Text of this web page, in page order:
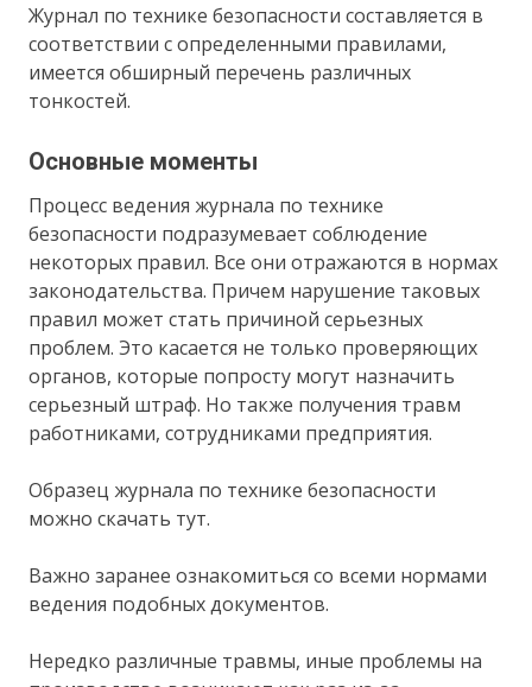
Журнал по технике безопасности составляется в
соответствии с определенными правилами,
имеется обширный перечень различных
тонкостей.
Основные моменты
Процесс ведения журнала по технике
безопасности подразумевает соблюдение
некоторых правил. Все они отражаются в нормах
законодательства. Причем нарушение таковых
правил может стать причиной серьезных
проблем. Это касается не только проверяющих
органов, которые попросту могут назначить
серьезный штраф. Но также получения травм
работниками, сотрудниками предприятия.
Образец журнала по технике безопасности
можно скачать тут.
Важно заранее ознакомиться со всеми нормами
ведения подобных документов.
Нередко различные травмы, иные проблемы на